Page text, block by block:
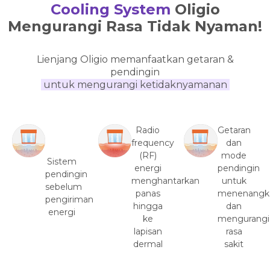
Cooling System Oligio
Mengurangi Rasa Tidak Nyaman!
Lienjang Oligio memanfaatkan getaran &
pendingin
untuk mengurangi ketidaknyamanan
Sistem
pendingin
sebelum
pengiriman
energi
Radio
frequency
(RF)
energi
menghantarkan
panas
hingga
ke
lapisan
dermal
Getaran
dan
mode
pendingin
untuk
dan
mengurangi
rasa
sakit